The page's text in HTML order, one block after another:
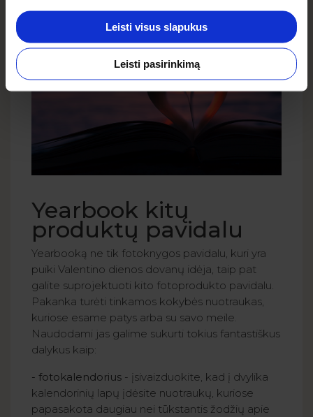
Leisti visus slapukus
Leisti pasirinkimą
bučinys ar švelnus veido glostymas.
Yearbook kitų
produktų pavidalu
Yearbooką ne tik fotoknygos pavidalu, kuri yra
puiki Valentino dienos dovanų idėja, taip pat
galite suprojektuoti kito fotoprodukto pavidalu.
Pakanka turėti tinkamos kokybės nuotraukas,
kuriose esame patys arba su savo meile.
Naudodami jas galime sukurti tokius fantastiškus
dalykus kaip:
- fotokalendorius - įsivaizduokite, kad į dvylika
kalendorinių lapų įdėsite nuotraukų, kuriose
papasakota daugiau nei tūkstantis žodžių apie